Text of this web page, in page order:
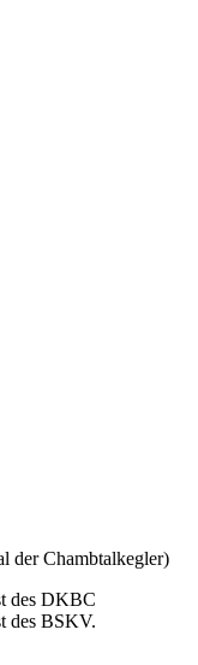
der Chambtalkegler)
des DKBC
des BSKV.